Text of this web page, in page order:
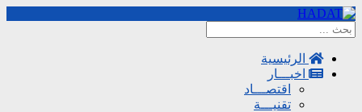
الرئيسية
اخبـــار
اقتصـــاد
تقنيـــة